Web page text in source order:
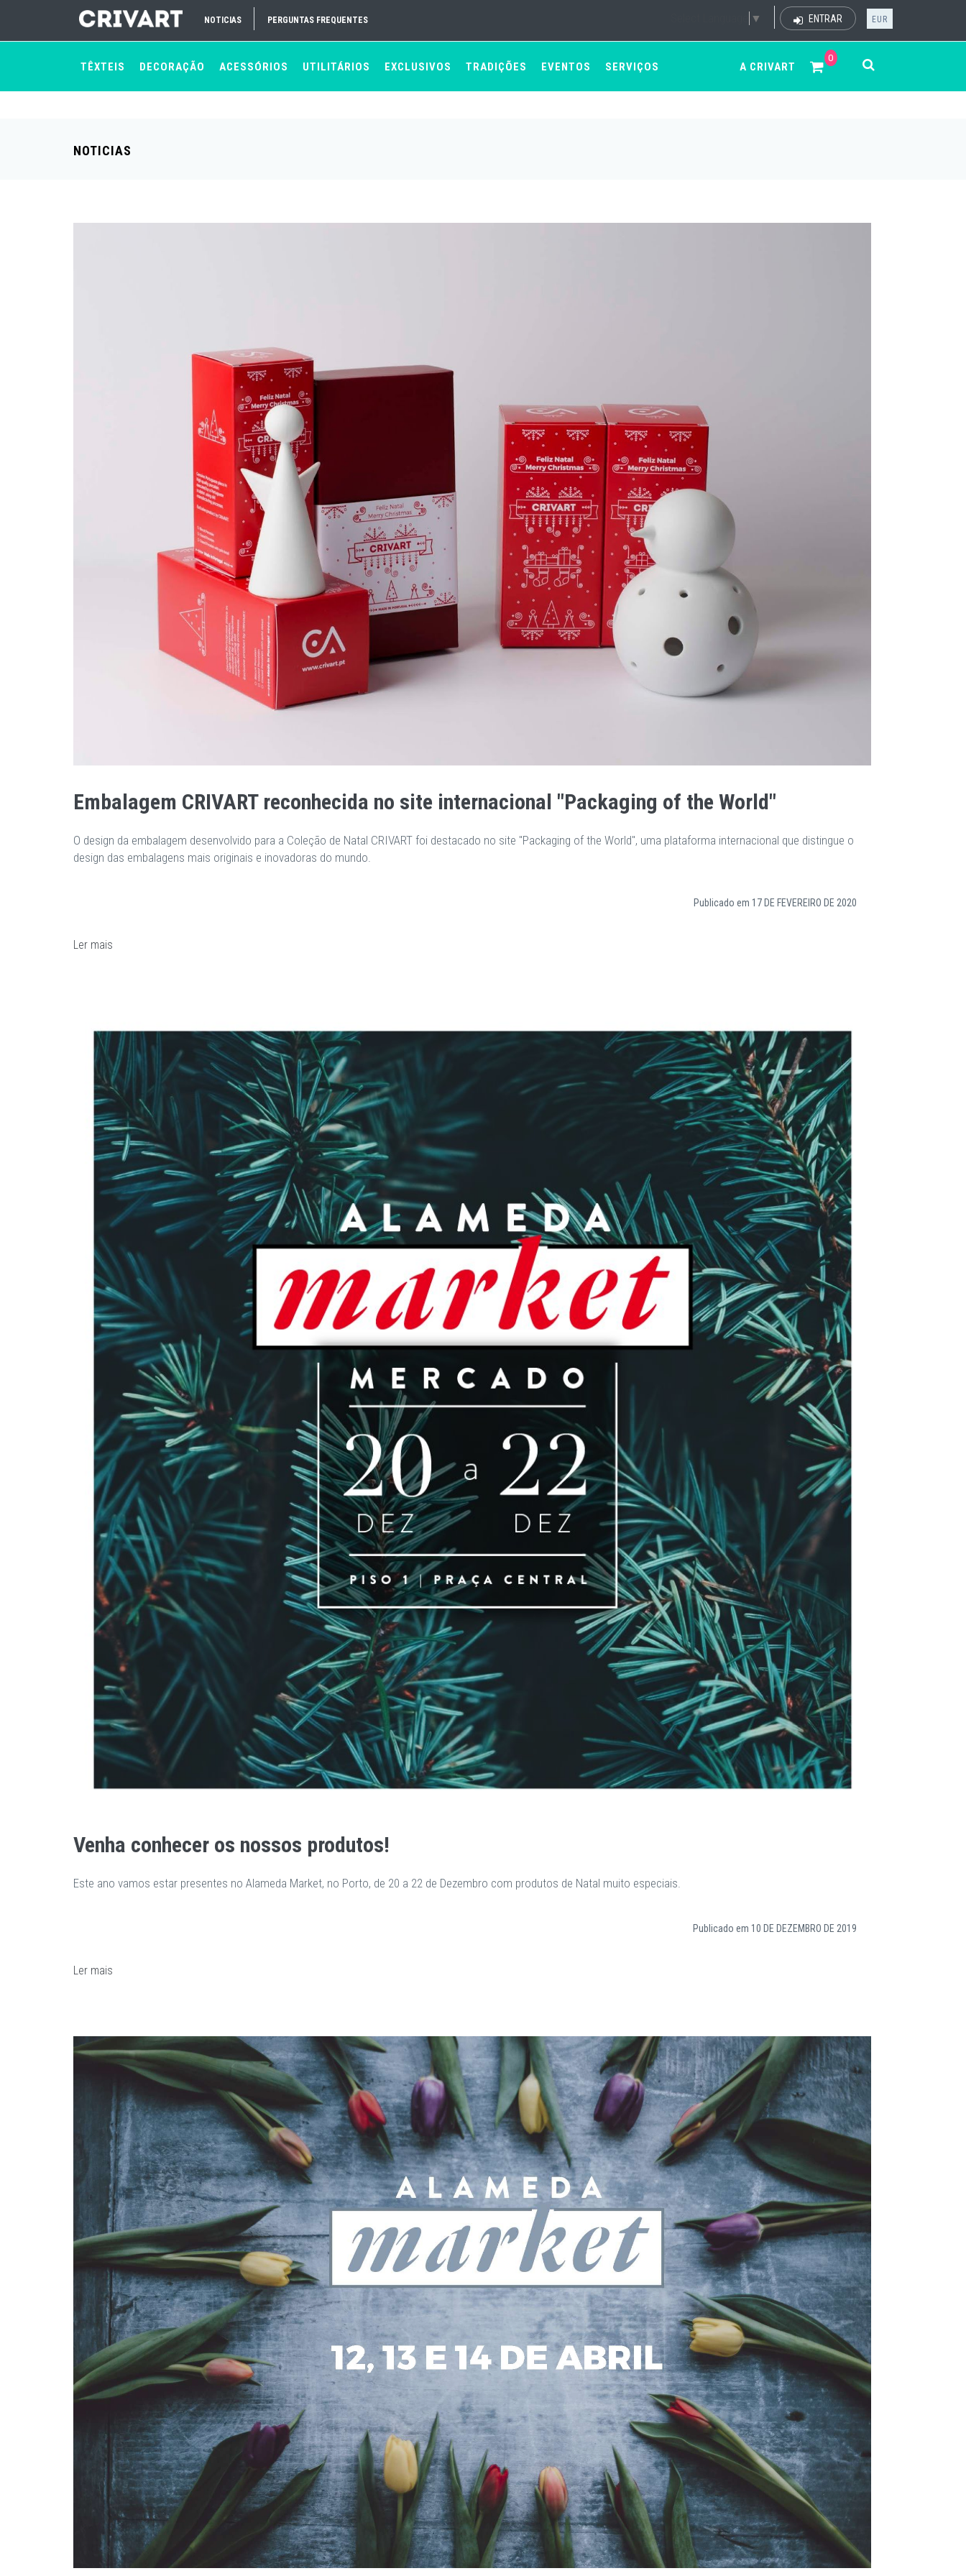
NOTICIAS PERGUNTAS FREQUENTES ▼ ENTRAR EUR
TÊXTEIS DECORAÇÃO ACESSÓRIOS UTILITÁRIOS EXCLUSIVOS TRADIÇÕES EVENTOS SERVIÇOS
0
A CRIVART
NOTICIAS
Embalagem CRIVART reconhecida no site internacional "Packaging of the World"
O design da embalagem desenvolvido para a Coleção de Natal CRIVART foi destacado no site "Packaging of the World", uma plataforma internacional que distingue o
design das embalagens mais originais e inovadoras do mundo.
Publicado em 17 DE FEVEREIRO DE 2020
Ler mais
Venha conhecer os nossos produtos!
Este ano vamos estar presentes no Alameda Market, no Porto, de 20 a 22 de Dezembro com produtos de Natal muito especiais.
Publicado em 10 DE DEZEMBRO DE 2019
Ler mais